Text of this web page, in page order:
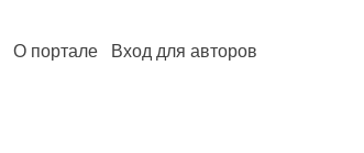
О портале Вход для авторов